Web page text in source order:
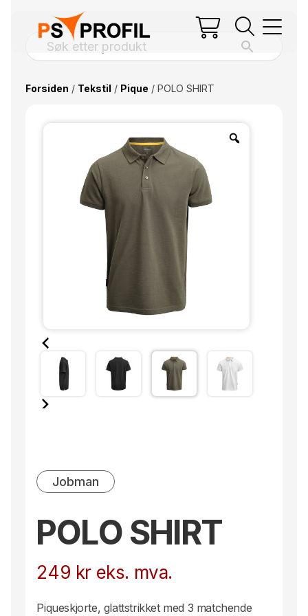
Forsiden / Tekstil / Pique / POLO SHIRT
Jobman
POLO SHIRT
249 kr eks. mva.
Piqueskjorte, glattstrikket med 3 matchende